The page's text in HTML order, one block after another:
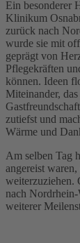
Ein besonderer
Klinikum
zurück nach
wurde sie mit
geprägt von
Pflegekräften
können. Ideen
Miteinander,
zutiefst und
Wärme und
Am selben Tag
angereist
weiterzuziehen.
nach
weiterer